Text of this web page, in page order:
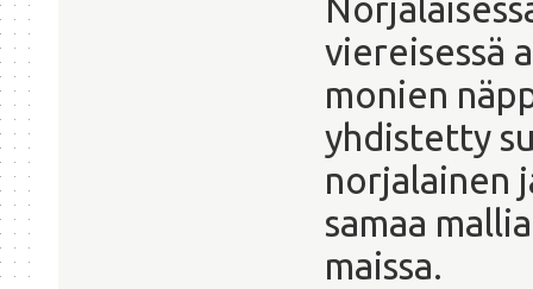
viereisessä
monien
yhdistetty
norjalainen
samaa
maissa.